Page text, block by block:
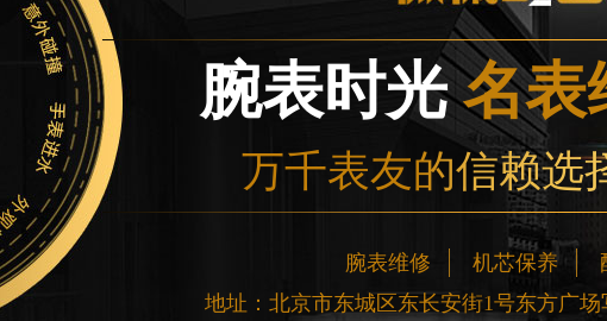
腕表时光 名表
万千表友的信赖选
腕表维修 机芯保养
地址：北京市东城区东长安街1号东方广
后服务网络优化升级公告
后客户服务热线：400-188-5020
线400-188-5020，服务覆盖中国大陆、香港、澳门、台湾全部区域（非大陆需加拨